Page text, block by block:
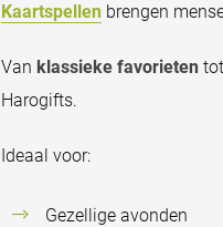
Kaartspellen brengen
Van klassieke favorieten tot
Harogifts.
Ideaal voor:
Gezellige avonden